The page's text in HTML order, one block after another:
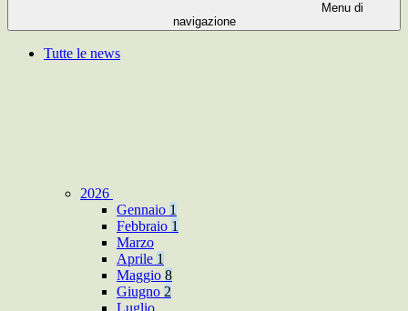
Menu di
navigazione
Tutte le news
2026
Gennaio 1
Febbraio 1
Marzo
Aprile 1
Maggio 8
Giugno 2